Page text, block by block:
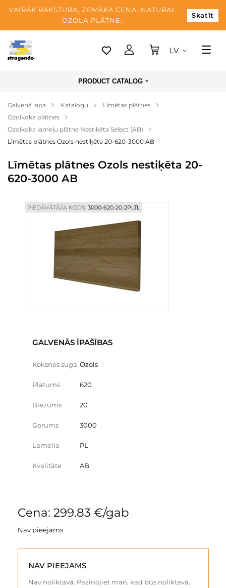
VAIRĀK RAKSTURA, ZEMĀKA CENA. NATURAL
OZOLA PLĀTNE.
Skatīt
Tallina
Apmaksa
Par mums
Blogs
Kontaktinformācija
LV
PRODUCT CATALOG
Galvenā lapa Katalogu
Līmētas plātnes
Ozolkoka plātnes
Ozolkoka lameļu plātne Nestiķēta Select (AB)
Līmētas plātnes Ozols nestiķēta 20-620-3000 AB
Līmētas plātnes Ozols nestiķēta 20-
620-3000 AB
PIEDĀVĀTĀJA KODS:3000-620-20-2PLTL
GALVENĀS ĪPAŠĪBAS
Koksnes suga Ozols
Platums 620
Biezums 20
Garums 3000
Lamella PL
Kvalitāte AB
Cena: 299.83 €/gab
Nav pieejams
NAV PIEEJAMS
Nav noliktavā. Paziņojiet man, kad būs noliktavā.